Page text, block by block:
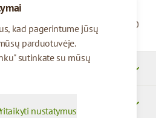
kad pagerintume jūsų
parduotuvėje.
sutinkate su mūsų
nustatymus
09:00 - 17:00